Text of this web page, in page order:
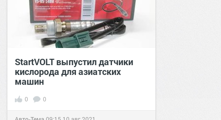
StartVOLT выпустил датчики
кислорода для азиатских
машин
0 0